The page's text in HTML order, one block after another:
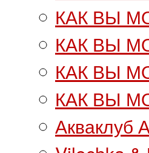
КАК ВЫ
КАК ВЫ
КАК ВЫ
КАК ВЫ
Акваклуб